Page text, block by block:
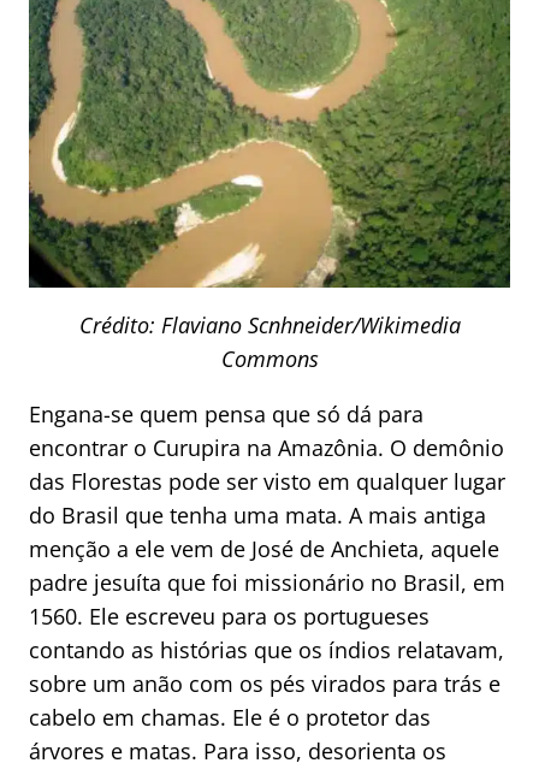
Crédito: Flaviano Scnhneider/Wikimedia
Commons
Engana-se quem pensa que só dá para
encontrar o Curupira na Amazônia. O demônio
das Florestas pode ser visto em qualquer lugar
do Brasil que tenha uma mata. A mais antiga
menção a ele vem de José de Anchieta, aquele
padre jesuíta que foi missionário no Brasil, em
1560. Ele escreveu para os portugueses
contando as histórias que os índios relatavam,
sobre um anão com os pés virados para trás e
cabelo em chamas. Ele é o protetor das
árvores e matas. Para isso, desorienta os